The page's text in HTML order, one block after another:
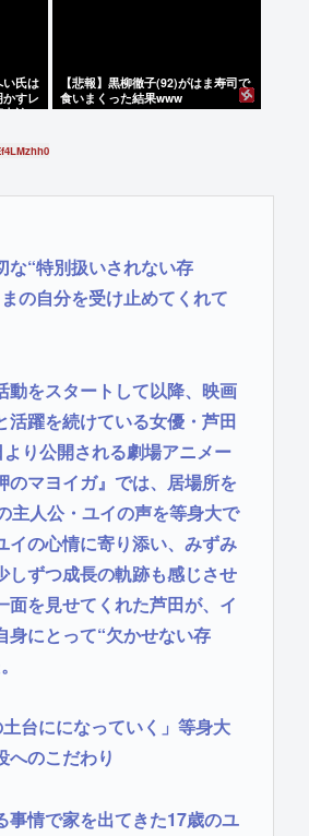
い氏は
すレ
出論
【悲報】黒柳徹子(92)がはま寿司で
食いまくった結果www
な“特別扱いされない存
の自分を受け止めてくれて
をスタートして以降、映画
活躍を続けている女優・芦田
り公開される劇場アニメー
のマヨイガ』では、居場所を
主人公・ユイの声を等身大で
イの心情に寄り添い、みずみ
しずつ成長の軌跡も感じさせ
面を見せてくれた芦田が、イ
身にとって“欠かせない存
台にになっていく」等身大
へのこだわり
情で家を出てきた17歳のユ